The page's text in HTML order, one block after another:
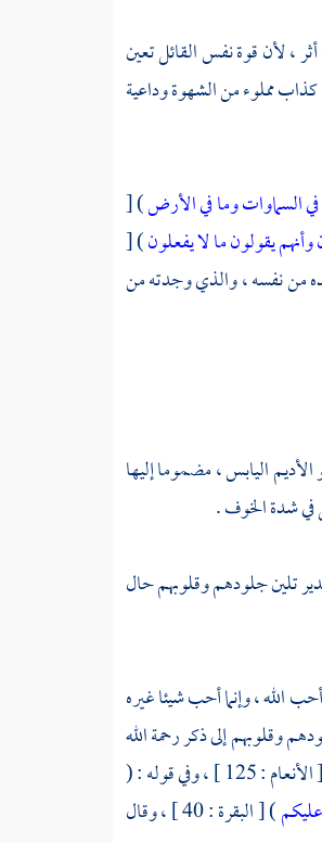
، لأن قوة نفس القائل تعين
مملوء من الشهوة وداعية
السماوات وما في الأرض) [
وأنهم يقولون ما لا يفعلون) [
يجده من نفسه ، والذي وجدته من
اليابس ، مضموما إليها
في شدة الخوف .
تلين جلودهم وقلوبهم حال
الله ، وإنما أحب شيئا غيره
وقلوبهم إلى ذكر رحمة الله
: 125 ] ، وفي قوله : (
) [ البقرة : 40 ] ، وقال